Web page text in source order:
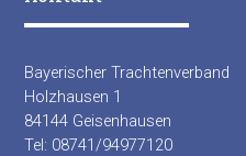
Bayerischer Trachtenverband
Holzhausen 1
84144 Geisenhausen
Tel: 08741/94977120